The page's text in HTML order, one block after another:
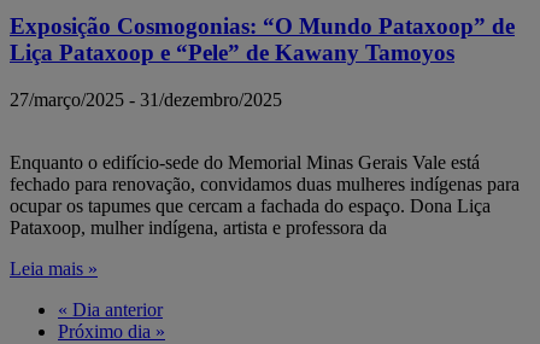
Exposição Cosmogonias: “O Mundo Pataxoop” de
Liça Pataxoop e “Pele” de Kawany Tamoyos
27/março/2025 - 31/dezembro/2025
Enquanto o edifício-sede do Memorial Minas Gerais Vale está
fechado para renovação, convidamos duas mulheres indígenas para
ocupar os tapumes que cercam a fachada do espaço. Dona Liça
Pataxoop, mulher indígena, artista e professora da
Leia mais »
« Dia anterior
Próximo dia »